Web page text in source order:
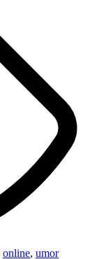
online, umor